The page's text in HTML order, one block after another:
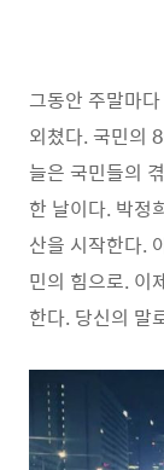
그동안 주말마
외쳤다. 국민의
늘은 국민들의
한 날이다. 박정
산을 시작한다.
민의 힘으로. 이
한다. 당신의 말